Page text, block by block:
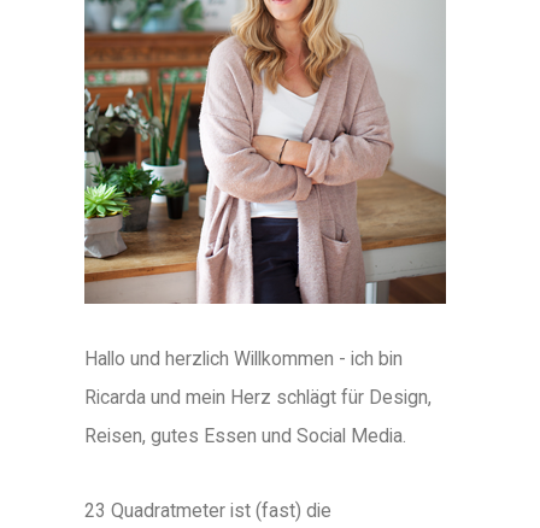
Hallo und herzlich Willkommen - ich bin
Ricarda und mein Herz schlägt für Design,
Reisen, gutes Essen und Social Media.
23 Quadratmeter ist (fast) die